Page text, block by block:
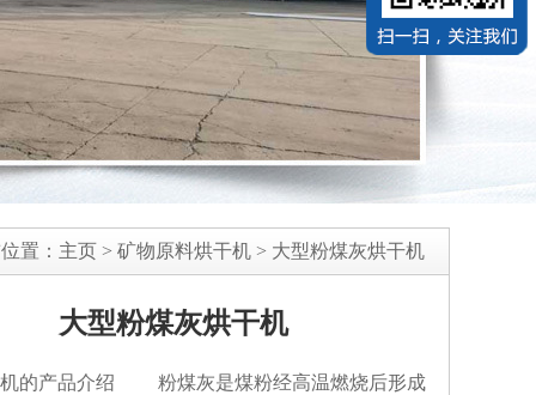
置： 主页 > 矿物原料烘干机 > 大型粉煤灰烘干机
大型粉煤灰烘干机
机的产品介绍 粉煤灰是煤粉经高温燃烧后形成